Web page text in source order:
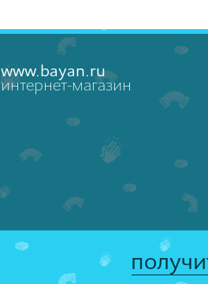
www.bayan.ru
интернет-магазин